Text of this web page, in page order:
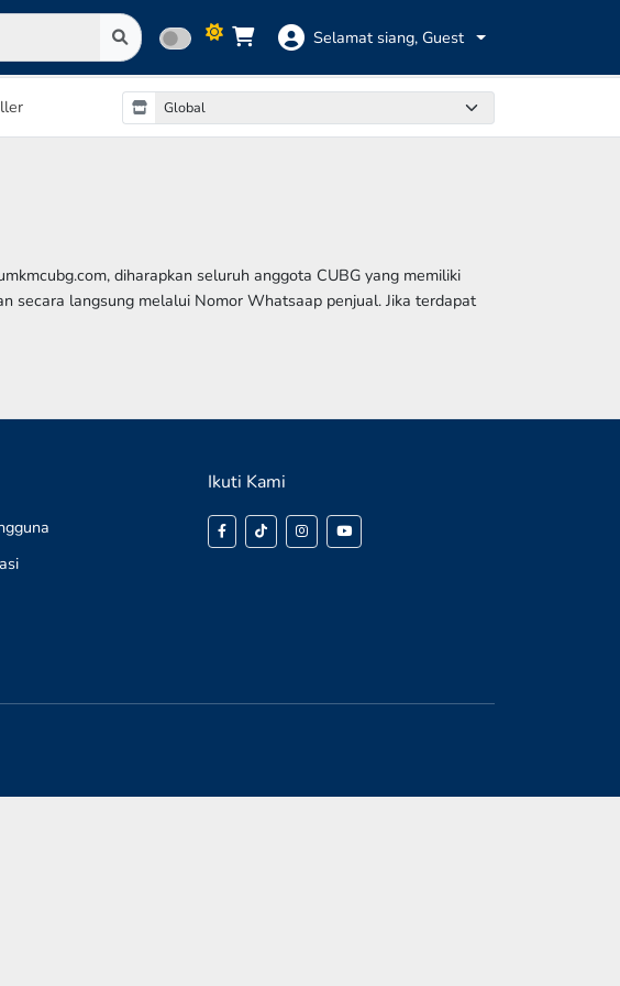
Selamat siang, Guest
diharapkan seluruh anggota CUBG yang memiliki
secara langsung melalui Nomor Whatsaap penjual. Jika terdapat
Ikuti Kami